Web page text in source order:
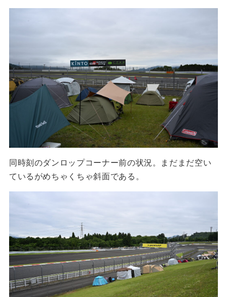
同時刻のダンロップコーナー前の状況。まだまだ空い
ているがめちゃくちゃ斜面である。